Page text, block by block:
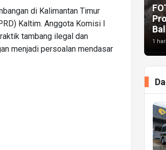
di Kalimantan Timur
Kaltim. Anggota Komisi I
tambang ilegal dan
menjadi persoalan mendasar
1